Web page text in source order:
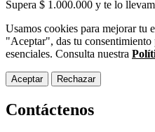
Supera $ 1.000.000 y te lo
Usamos cookies para mejorar tu
"Aceptar", das tu consentimiento
esenciales. Consulta nuestra
Aceptar Rechazar
Contáctenos